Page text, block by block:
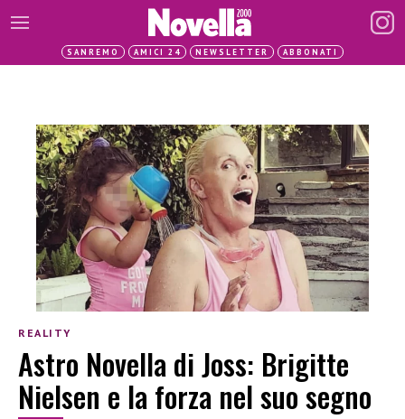
SANREMO AMICI 24 NEWSLETTER ABBONATI
REALITY
Astro Novella di Joss: Brigitte
Nielsen e la forza nel suo segno